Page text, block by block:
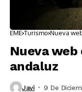
EME Turismo Nueva
Nueva
andaluz
Javi 9 De